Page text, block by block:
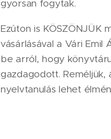
gyorsan fogytak.
Ezúton is KÖSZÖNJÜK
vásárlásával a Vári Emil
be arról, hogy
gazdagodott.
nyelvtanulás lehet